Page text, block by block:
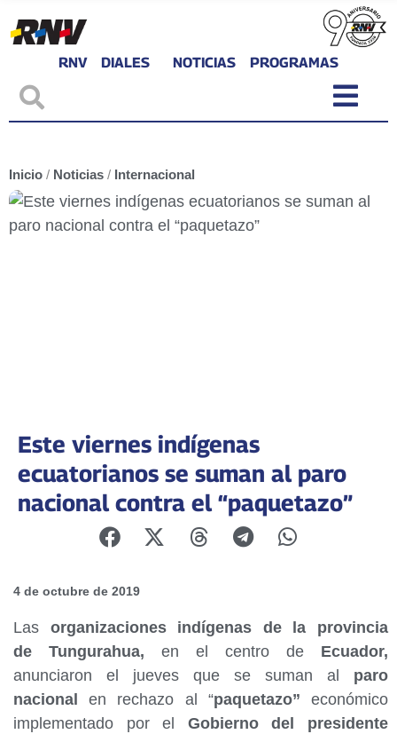
RNV DIALES NOTICIAS PROGRAMAS
Inicio / Noticias / Internacional
Este viernes indígenas
ecuatorianos se suman al paro
nacional contra el “paquetazo”
4 de octubre de 2019
Las organizaciones indígenas de la provincia
de Tungurahua, en el centro de Ecuador,
anunciaron el jueves que se suman al paro
nacionalen rechazo al “paquetazo” económico
implementado por el Gobierno del presidente